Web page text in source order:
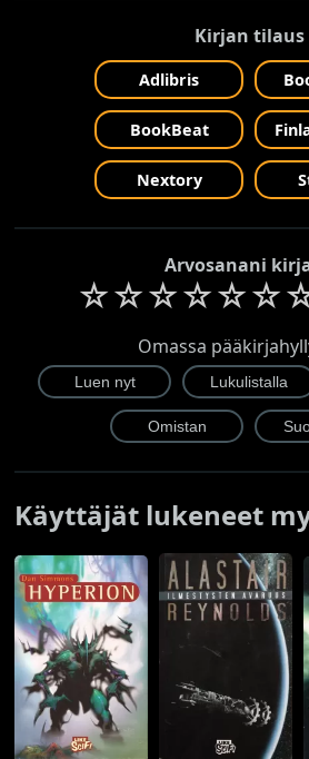
Kirjan tilaus
Adlibris
BookBeat
Nextory
Arvosanani
☆☆☆☆☆☆
Omassa
Käyttäjät lukeneet